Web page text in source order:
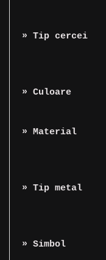
» Tip cercei
» Culoare
» Material
» Tip metal
» Simbol